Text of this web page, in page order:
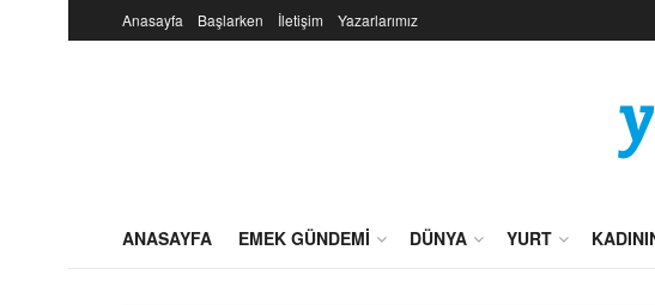
Anasayfa Başlarken İletişim Yazarlarımız
ANASAYFA EMEK GÜNDEMI DÜNYA YURT